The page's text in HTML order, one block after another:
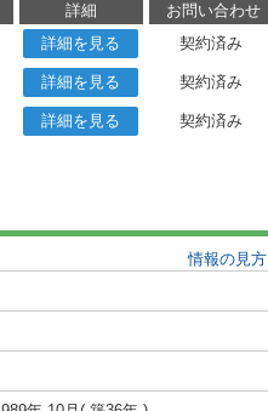
詳細
お問い合わせ
詳細を見る 契約済み
詳細を見る 契約済み
詳細を見る
契約済み
情報の見方